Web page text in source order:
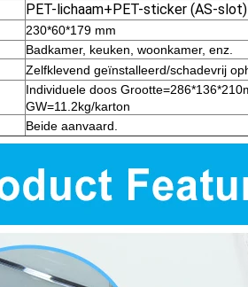
PET-lichaam+PET-sticker (AS-slot)
230*60*179 mm
Badkamer, keuken, woonkamer, enz.
Zelfklevend geïnstalleerd/schadevrij
Individuele doos
GW=11.2kg/karton
Beide aanvaard.